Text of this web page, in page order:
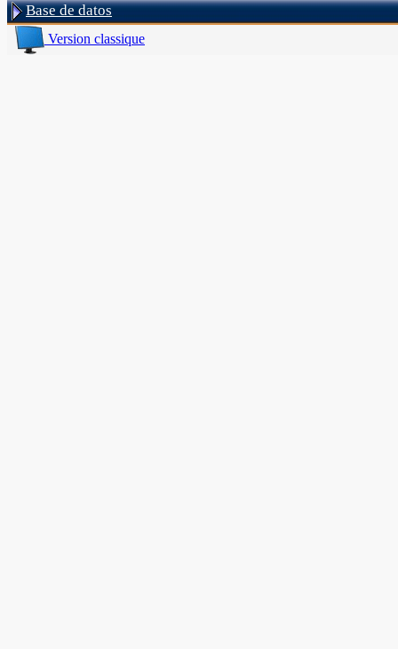
Base de datos
Version classique